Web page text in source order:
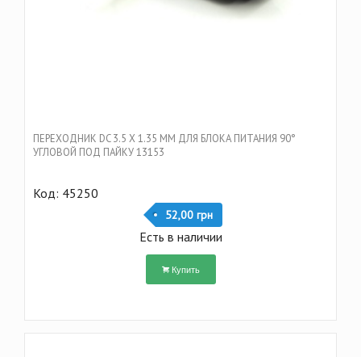
ПЕРЕХОДНИК DC 3.5 Х 1.35 ММ ДЛЯ БЛОКА ПИТАНИЯ 90°
УГЛОВОЙ ПОД ПАЙКУ 13153
Код: 45250
52,00 грн
Есть в наличии
Купить